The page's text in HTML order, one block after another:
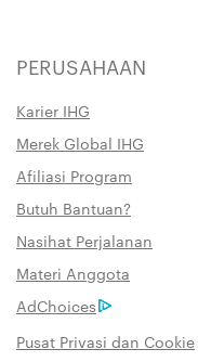
PERUSAHAAN
Karier IHG
Merek Global IHG
Afiliasi Program
Butuh Bantuan?
Nasihat Perjalanan
Materi Anggota
AdChoices
Pusat Privasi dan Cookie